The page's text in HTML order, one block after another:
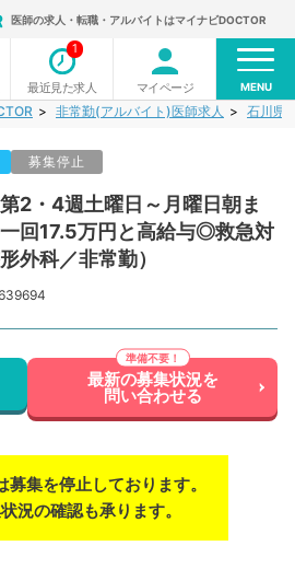
医師の求人・転職・アルバイトはマイナビDOCTOR
最近見た求人
1
マイページ MENU
非常勤(アルバイト)医師求人 石川県
募集停止
2・4週土曜日～月曜日朝ま
回17.5万円と高給与◎救急対
外科／非常勤）
最新の募集状況を
問い合わせる
募集を停止しております。
況の確認も承ります。